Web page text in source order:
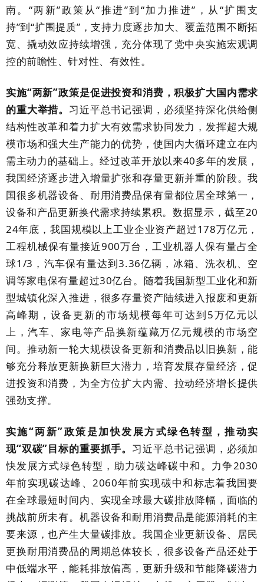
南。“两新”政策从“推进”到“加力推进”，从“扩围支
持”到“扩围提质”，支持力度逐步加大、覆盖范围不断拓
宽、撬动效应持续增强，充分体现了党中央实施宏观调
控的前瞻性、针对性、有效性。
实施“两新”政策是促进投资和消费，积极扩大国内需求
的重大举措。 习近平总书记强调，必须坚持深化供给侧
结构性改革和着力扩大有效需求协同发力，发挥超大规
模市场和强大生产能力的优势，使国内大循环建立在内
需主动力的基础上。经过改革开放以来40多年的发展，
我国经济逐步进入增量扩张和存量更新并重的阶段。我
国很多机器设备、 耐用消费品保有量都位居全球第一，
设备和产品更新换代需求持续累积。数据显示，截至20
24年底，我国规模以上工业企业资产超过178万亿元，
工程机械保有量接近900万台，工业机器人保有量占全
球1/3 ，汽车保有量达到3.36亿辆，冰箱、洗衣机、空
调等家电保有量超过30亿台。随着我国新型工业化和新
型城镇化深入推进，很多存量资产陆续进入报废和更新
高峰期，设备更新的市场规模每年可达到5万亿元以
上，汽车、家电等产品换新蕴藏万亿元规模的市场空
间。推动新一轮大规模设备更新和消费品以旧换新，能
够充分释放更新换新巨大潜力，培育发展存量经济，促
进投资和消费，为全方位扩大内需、拉动经济增长提供
强劲支撑。
实施“两新”政策是加快发展方式绿色转型，推动实
现“双碳”目标的重要抓手。 习近平总书记强调，必须加
快发展方式绿色转型，助力碳达峰碳中和。力争2030
年前实现碳达峰、 2060年前实现碳中和标志着我国要
在全球最短时间内、实现全球最大碳排放降幅，面临的
挑战前所未有。 机器设备和耐用消费品是能源消耗的主
要来源，也产生大量碳排放。我国企业更新设备、居民
更换耐用消费品的周期总体较长，很多设备产品还处于
中低端水平，能耗排放偏高，更新升级和节能降碳潜力